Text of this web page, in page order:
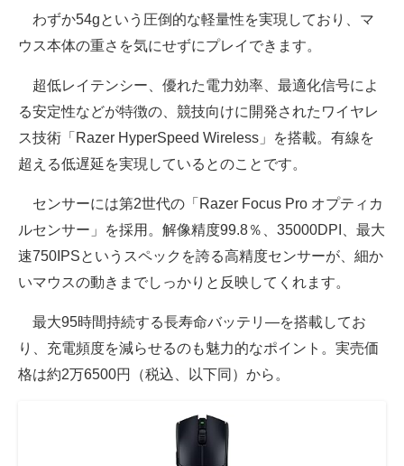
わずか54gという圧倒的な軽量性を実現しており、マ
ウス本体の重さを気にせずにプレイできます。
超低レイテンシー、優れた電力効率、最適化信号によ
る安定性などが特徴の、競技向けに開発されたワイヤレ
ス技術「Razer HyperSpeed Wireless」を搭載。有線を
超える低遅延を実現しているとのことです。
センサーには第2世代の「Razer Focus Pro オプティカ
ルセンサー」を採用。解像精度99.8％、35000DPI、最大
速750IPSというスペックを誇る高精度センサーが、細か
いマウスの動きまでしっかりと反映してくれます。
最大95時間持続する長寿命バッテリ―を搭載してお
り、充電頻度を減らせるのも魅力的なポイント。実売価
格は約2万6500円（税込、以下同）から。